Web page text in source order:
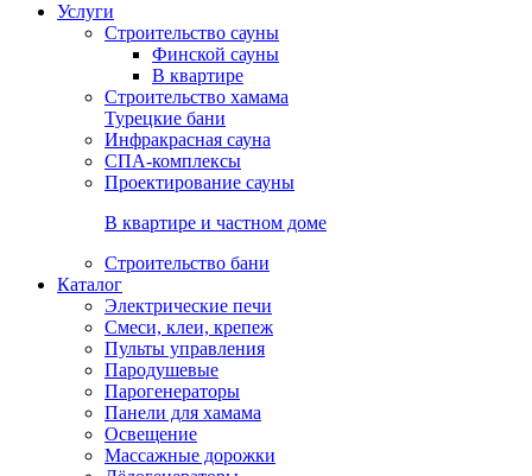
Услуги
Строительство сауны
Финской сауны
В квартире
Строительство хамама
Турецкие бани
Инфракрасная сауна
СПА-комплексы
Проектирование сауны
В квартире и частном доме
Строительство бани
Каталог
Электрические печи
Смеси, клеи, крепеж
Пульты управления
Пародушевые
Парогенераторы
Панели для хамама
Освещение
Массажные дорожки